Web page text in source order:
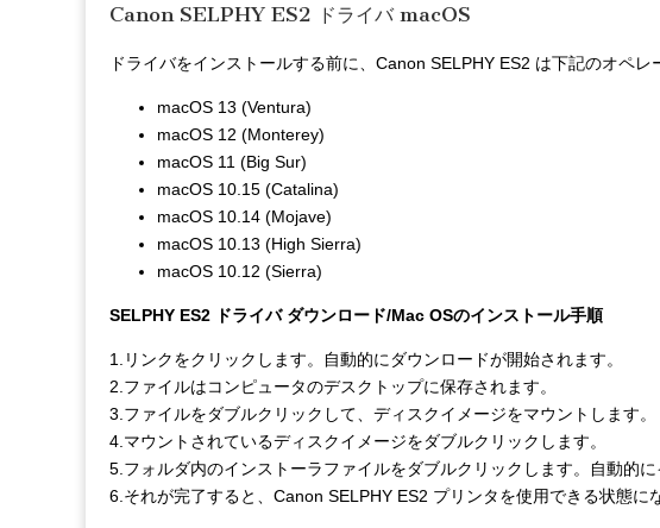
Canon SELPHY ES2 ドライバ macOS
ドライバをインストールする前に、Canon SELPHY ES2 は下記のオペレ
macOS 13 (Ventura)
macOS 12 (Monterey)
macOS 11 (Big Sur)
macOS 10.15 (Catalina)
macOS 10.14 (Mojave)
macOS 10.13 (High Sierra)
macOS 10.12 (Sierra)
SELPHY ES2 ドライバ ダウンロード/Mac OSのインストール手順
1.リンクをクリックします。自動的にダウンロードが開始されます。
2.ファイルはコンピュータのデスクトップに保存されます。
3.ファイルをダブルクリックして、ディスクイメージをマウントします。
4.マウントされているディスクイメージをダブルクリックします。
5.フォルダ内のインストーラファイルをダブルクリックします。自動的に
6.それが完了すると、Canon SELPHY ES2 プリンタを使用できる状態に